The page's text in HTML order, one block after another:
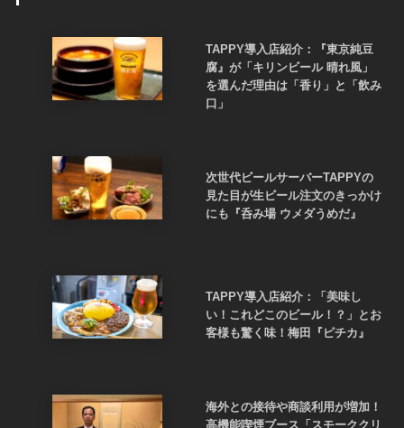
TAPPY導入店紹介：『東京純豆
腐』が「キリンビール 晴れ風」
を選んだ理由は「香り」と「飲み
口」
次世代ビールサーバーTAPPYの
見た目が生ビール注文のきっかけ
にも『呑み場 ウメダうめだ』
TAPPY導入店紹介：「美味し
い！これどこのビール！？」とお
客様も驚く味！梅田『ピチカ』
海外との接待や商談利用が増加！
高機能喫煙ブース「スモーククリ